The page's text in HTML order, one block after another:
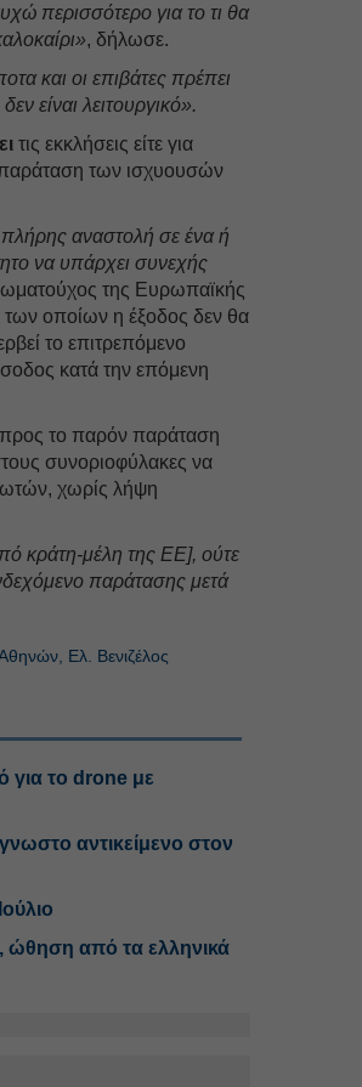
περισσότερο για το τι θα
, δήλωσε.
και οι επιβάτες πρέπει
είναι λειτουργικό».
τις εκκλήσεις είτε για
παράταση των ισχυουσών
πλήρης αναστολή σε ένα ή
να υπάρχει συνεχής
της Ευρωπαϊκής
οποίων η έξοδος δεν θα
το επιτρεπόμενο
κατά την επόμενη
προς το παρόν παράταση
συνοριοφύλακες να
χωρίς λήψη
κράτη-μέλη της ΕΕ], ούτε
παράτασης μετά
Ελ. Βενιζέλος
για το drone με
αντικείμενο στον
ώθηση από τα ελληνικά